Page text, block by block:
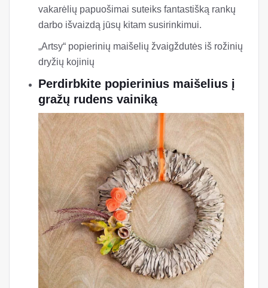
vakarėlių papuošimai suteiks fantastišką rankų
darbo išvaizdą jūsų kitam susirinkimui.
„Artsy“ popierinių maišelių žvaigždutės iš rožinių
dryžių kojinių
Perdirbkite popierinius maišelius į
gražų rudens vainiką